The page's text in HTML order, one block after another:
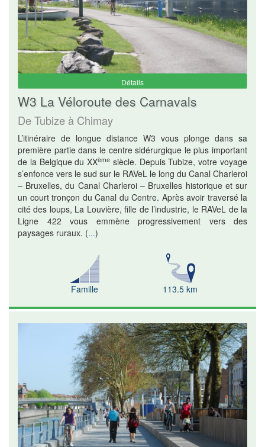
Détails
W3 La Véloroute des Carnavals
De Tubize à Chimay
L’itinéraire de longue distance W3 vous plonge dans sa
première partie dans le centre sidérurgique le plus important
de la Belgique du XXème siècle. Depuis Tubize, votre voyage
s’enfonce vers le sud sur le RAVeL le long du Canal Charleroi
– Bruxelles, du Canal Charleroi – Bruxelles historique et sur
un court tronçon du Canal du Centre. Après avoir traversé la
cité des loups, La Louvière, fille de l’industrie, le RAVeL de la
Ligne 422 vous emmène progressivement vers des
paysages ruraux. (...)
Famille 113.5 km